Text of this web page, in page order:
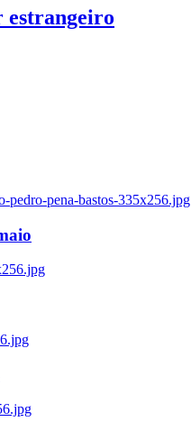
estrangeiro
pedro-pena-bastos-335x256.jpg